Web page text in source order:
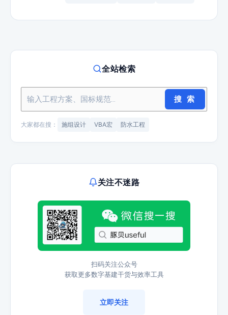
全站检索
搜 索
大家都在搜： 施组设计 VBA宏 防水工程
关注不迷路
扫码关注公众号
获取更多数字基建干货与效率工具
立即关注